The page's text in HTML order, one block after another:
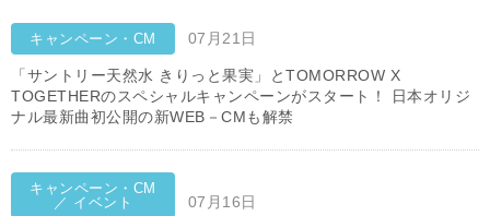
キャンペーン・CM 07月21日
「サントリー天然水 きりっと果実」とTOMORROW X
TOGETHERのスペシャルキャンペーンがスタート！ 日本オリジ
ナル最新曲初公開の新WEB－CMも解禁
キャンペーン・CM
／ イベント
07月16日